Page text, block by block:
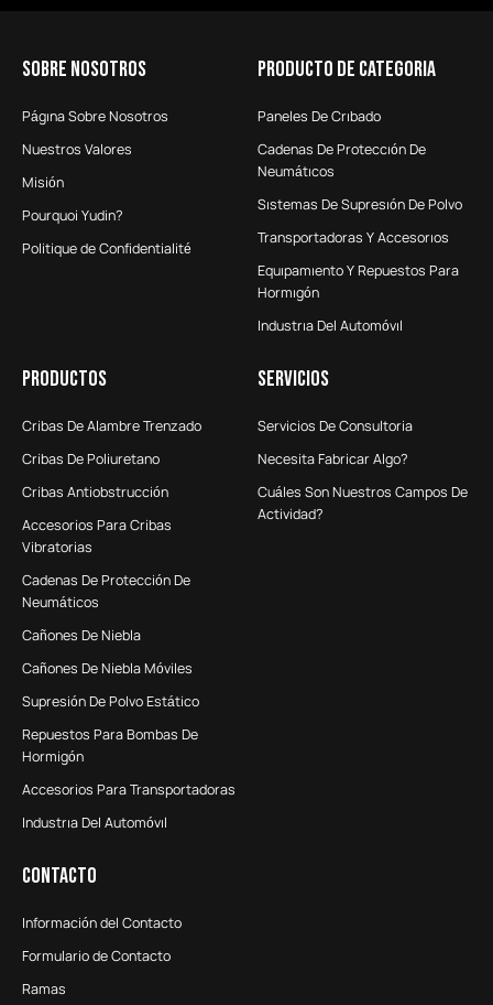
SOBRE NOSOTROS
Págına Sobre Nosotros
Nuestros Valores
Misión
Pourquoi Yudin?
Politique de Confidentialité
Producto De Categoria
Paneles De Crıbado
Cadenas De Proteccıón De
Neumátıcos
Sıstemas De Supresıón De Polvo
Transportadoras Y Accesorıos
Equıpamıento Y Repuestos Para
Hormıgón
Industrıa Del Automóvıl
Productos
Cribas De Alambre Trenzado
Cribas De Poliuretano
Cribas Antiobstrucción
Accesorios Para Cribas
Vibratorias
Cadenas De Protección De
Neumáticos
Cañones De Niebla
Cañones De Niebla Móviles
Supresión De Polvo Estático
Repuestos Para Bombas De
Hormigón
Accesorios Para Transportadoras
Industrıa Del Automóvıl
Servicios
Servicios De Consultoria
Necesita Fabricar Algo?
Cuáles Son Nuestros Campos De
Actividad?
Contacto
Información del Contacto
Formulario de Contacto
Ramas